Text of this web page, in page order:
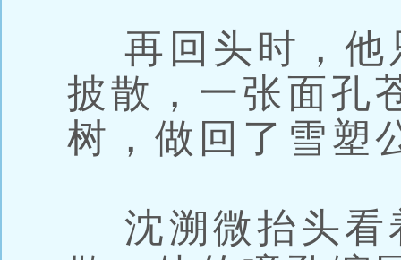
再回头时，他
披散，一张面孔
树，做回了雪塑
沈溯微抬头看